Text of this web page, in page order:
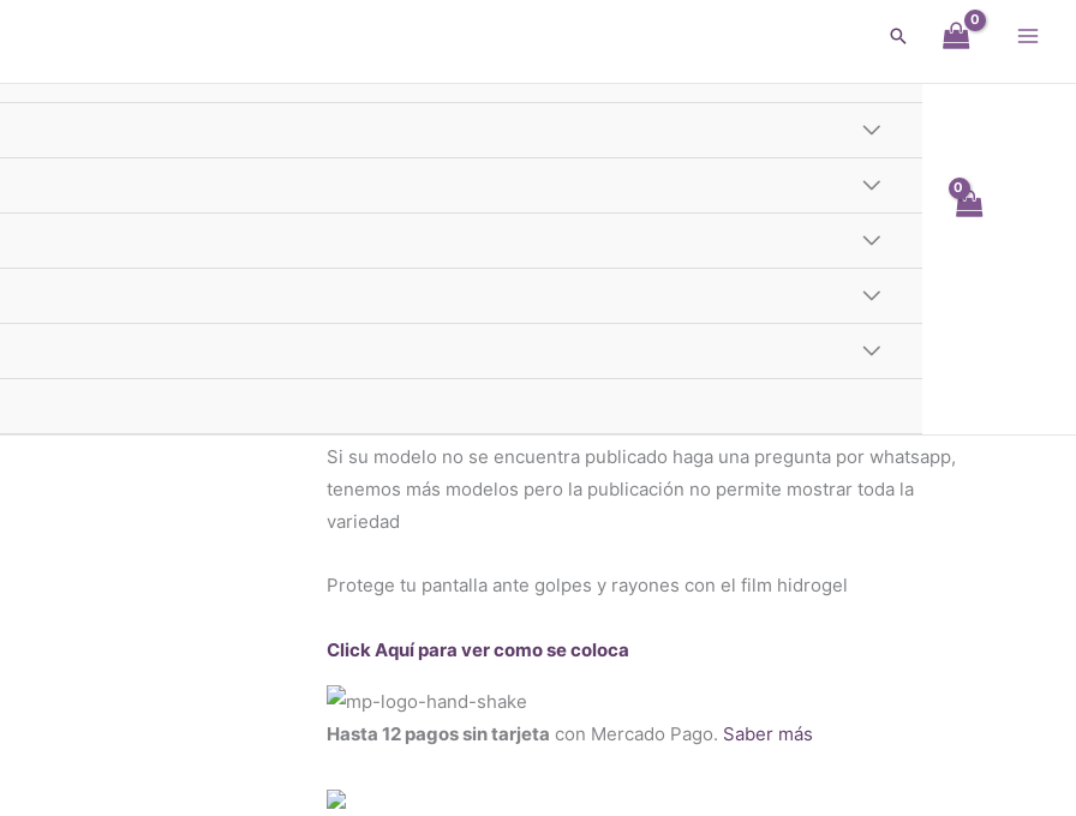
-10%xTransf •ENVIO GRATISsuperando $33.000
Buscar
Film Hidrogel Protector Celular Poco
ENVIO FLEX ⚡: CABA - 1er y 2do Cordón GBATe llega hoy
Si su modelo no se encuentra publicado haga una pregunta por whatsapp,
tenemos más modelos pero la publicación no permite mostrar toda la
variedad
Protege tu pantalla ante golpes y rayones con el film hidrogel
Click Aquí para ver como se coloca
Hasta 12 pagos sin tarjeta con Mercado Pago. Saber más